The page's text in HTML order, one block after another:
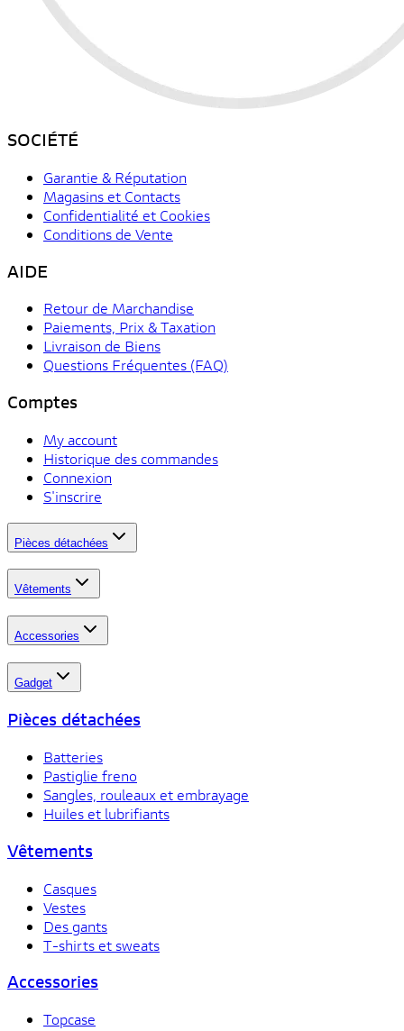
SOCIÉTÉ
Garantie & Réputation
Magasins et Contacts
Confidentialité et Cookies
Conditions de Vente
AIDE
Retour de Marchandise
Paiements, Prix & Taxation
Livraison de Biens
Questions Fréquentes (FAQ)
Comptes
My account
Historique des commandes
Connexion
S'inscrire
Pièces détachées
Vêtements
Accessories
Gadget
Pièces détachées
Batteries
Pastiglie freno
Sangles, rouleaux et embrayage
Huiles et lubrifiants
Vêtements
Casques
Vestes
Des gants
T-shirts et sweats
Accessories
Topcase